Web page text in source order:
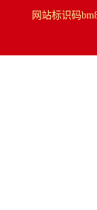
网站标识码